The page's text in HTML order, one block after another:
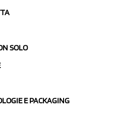
SOLO
E PACKAGING